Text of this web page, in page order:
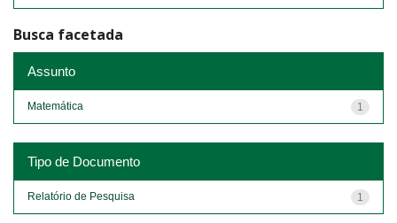
Busca facetada
Assunto
1
Matemática
Tipo de Documento
1
Relatório de Pesquisa